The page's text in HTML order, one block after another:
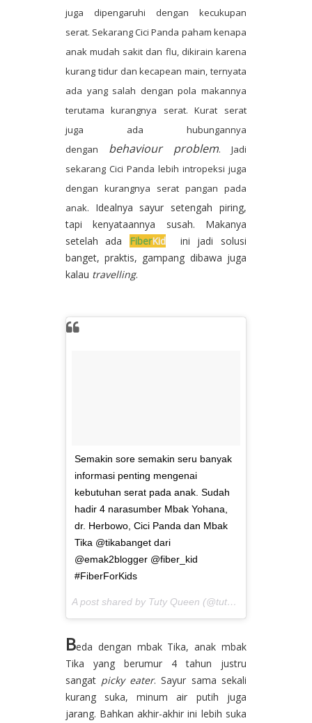
juga dipengaruhi dengan kecukupan
serat. Sekarang Cici Panda paham kenapa
anak mudah sakit dan flu, dikirain karena
kurang tidur dan kecapean main, ternyata
ada yang salah dengan pola makannya
terutama kurangnya serat. Kurat serat
juga ada hubungannya
dengan behaviour problem. Jadi
sekarang Cici Panda lebih intropeksi juga
dengan kurangnya serat pangan pada
anak. Idealnya sayur setengah piring,
tapi kenyataannya susah. Makanya
setelah ada FiberKidini jadi solusi
banget, praktis, gampang dibawa juga
kalau travelling.
Semakin sore semakin seru banyak
informasi penting mengenai
kebutuhan serat pada anak. Sudah
hadir 4 narasumber Mbak Yohana,
dr. Herbowo, Cici Panda dan Mbak
Tika @tikabanget dari
@emak2blogger @fiber_kid
#FiberForKids
A post shared by Tuty Queen (@tutyqueen) on
Beda dengan mbak Tika, anak mbak
Tika yang berumur 4 tahun justru
sangat picky eater. Sayur sama sekali
kurang suka, minum air putih juga
jarang. Bahkan akhir-akhir ini lebih suka